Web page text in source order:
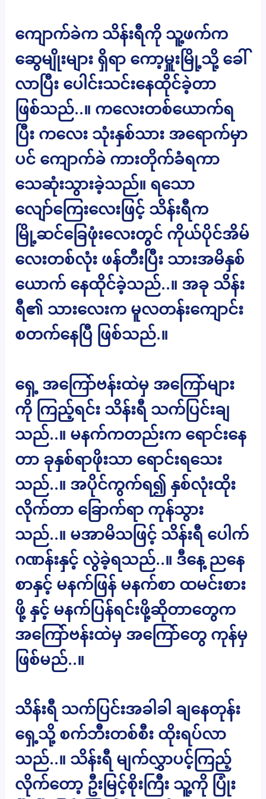
ကျောက်ခဲက သိန်းရီကို သူ့ဖက်က
ဆွေမျိုးများ ရှိရာ ကော့မှူးမြို့သို့ ခေါ်
လာပြီး ပေါင်းသင်းနေထိုင်ခဲ့တာ
ဖြစ်သည်..။ ကလေးတစ်ယောက်ရ
ပြီး ကလေး သုံးနှစ်သား အရောက်မှာ
ပင် ကျောက်ခဲ ကားတိုက်ခံရကာ
သေဆုံးသွားခဲ့သည်။ ရသော
လျော်ကြေးလေးဖြင့် သိန်းရီက
မြို့ဆင်ခြေဖုံးလေးတွင် ကိုယ်ပိုင်အိမ်
လေးတစ်လုံး ဖန်တီးပြီး သားအမိနှစ်
ယောက် နေထိုင်ခဲ့သည်..။ အခု သိန်း
ရီ၏ သားလေးက မူလတန်းကျောင်း
စတက်နေပြီ ဖြစ်သည်.။
ရှေ့ အကြော်ဗန်းထဲမှ အကြော်များ
ကို ကြည့်ရင်း သိန်းရီ သက်ပြင်းချ
သည်..။ မနက်ကတည်းက ရောင်းနေ
တာ ခုနှစ်ရာဖိုးသာ ရောင်းရသေး
သည်..။ အပိုင်ကွက်ရ၍ နှစ်လုံးထိုး
လိုက်တာ ခြောက်ရာ ကုန်သွား
သည်..။ မအာမိသဖြင့် သိန်းရီ ပေါက်
ဂဏန်းနှင့် လွဲခဲ့ရသည်..။ ဒီနေ့ ညနေ
စာနှင့် မနက်ဖြန် မနက်စာ ထမင်းစား
ဖို့ နှင့် မနက်ပြန်ရင်းဖို့ဆိုတာတွေက
အကြော်ဗန်းထဲမှ အကြော်တွေ ကုန်မှ
ဖြစ်မည်..။
သိန်းရီ သက်ပြင်းအခါခါ ချနေတုန်း
ရှေ့သို့ စက်ဘီးတစ်စီး ထိုးရပ်လာ
သည်..။ သိန်းရီ မျက်လွှာပင့်ကြည့်
လိုက်တော့ ဦးမြင့်စိုးကြီး သူ့ကို ပြုံး